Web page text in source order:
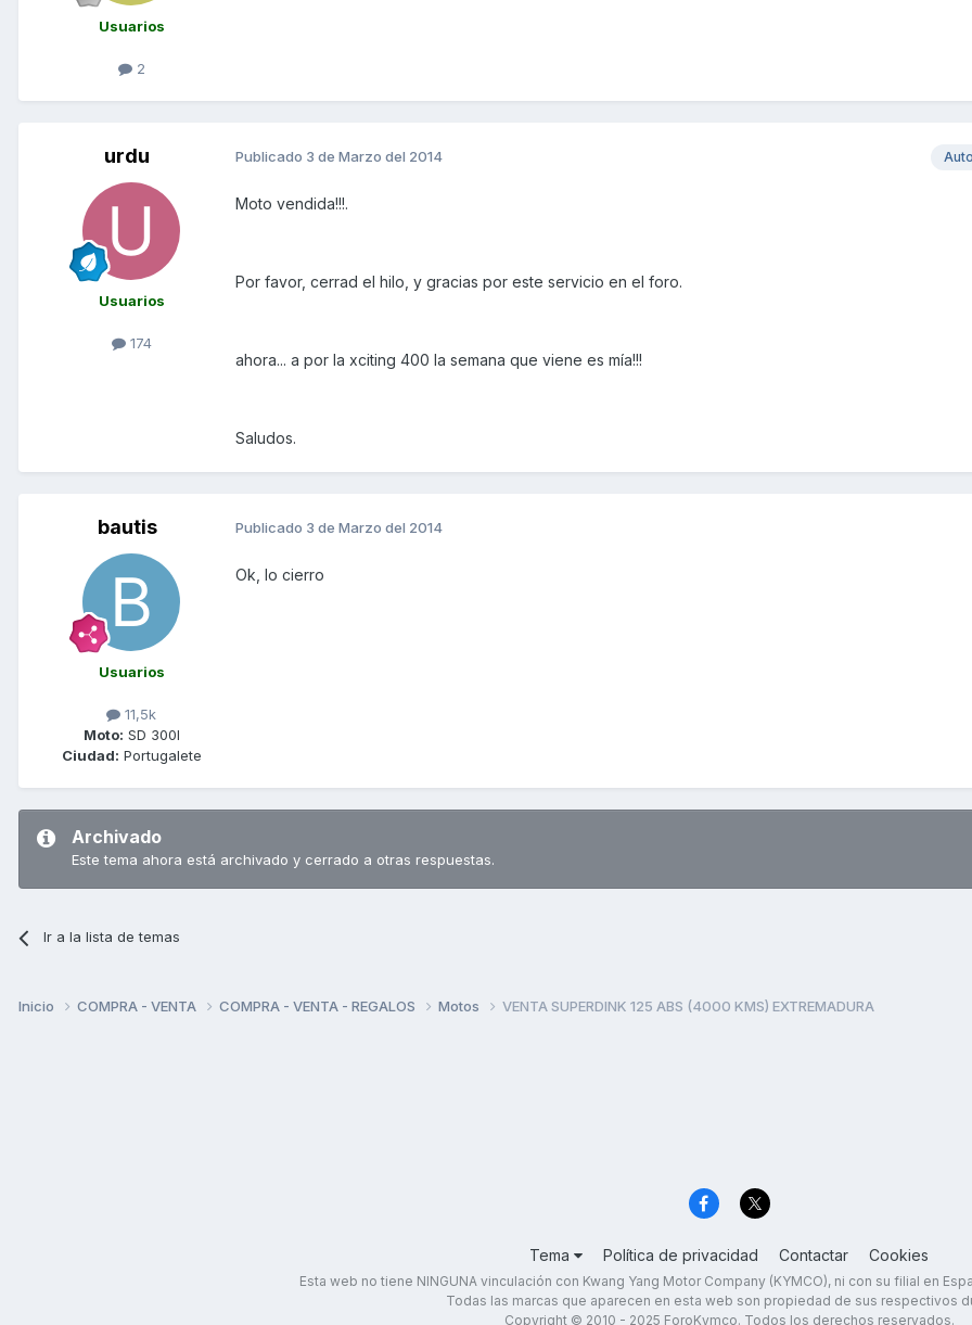
Usuarios
2
urdu
Usuarios
174
Publicado 3 de Marzo del 2014
Moto vendida!!!.
Por favor, cerrad el hilo, y gracias por este servicio en el foro.
ahora... a por la xciting 400 la semana que viene es mía!!!
Saludos.
bautis
Usuarios
11,5k
Moto: SD 300I
Ciudad: Portugalete
Publicado 3 de Marzo del 2014
Ok, lo cierro
Archivado
Este tema ahora está archivado y cerrado a otras respuestas.
Ir a la lista de temas
Inicio COMPRA - VENTA COMPRA - VENTA - REGALOS Motos VENTA SUPERDINK 125 ABS (4000 KMS) EXTREMADURA
Tema Política de privacidad Contactar Cookies
Esta web no tiene NINGUNA vinculación con Kwang Yang Motor Company (KYMCO), ni con su filial en
Todas las marcas que aparecen en esta web son propiedad de sus respectivos
Copyright © 2010 - 2025 ForoKymco. Todos los derechos reservados.